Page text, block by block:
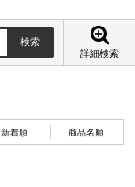
詳細検索
新着順 商品名順